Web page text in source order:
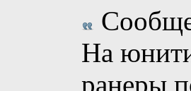
На
ранеры